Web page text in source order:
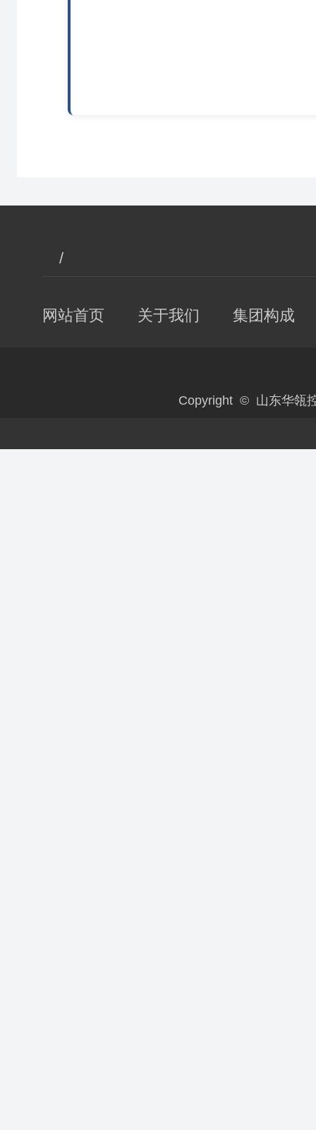
/
网站首页 关于我们 集团构成
Copyright © 山东华瓴